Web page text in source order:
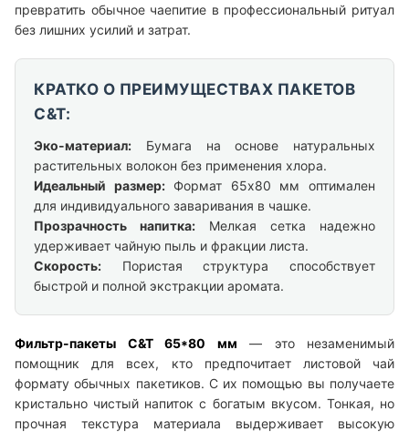
превратить обычное чаепитие в профессиональный ритуал
без лишних усилий и затрат.
КРАТКО О ПРЕИМУЩЕСТВАХ ПАКЕТОВ
C&T:
Эко-материал: Бумага на основе натуральных
растительных волокон без применения хлора.
Идеальный размер:Формат 65х80 мм оптимален
для индивидуального заваривания в чашке.
Прозрачность напитка: Мелкая сетка надежно
удерживает чайную пыль и фракции листа.
Скорость: Пористая структура способствует
быстрой и полной экстракции аромата.
Фильтр-пакеты C&T 65*80 мм — это незаменимый
помощник для всех, кто предпочитает листовой чай
формату обычных пакетиков. С их помощью вы получаете
кристально чистый напиток с богатым вкусом. Тонкая, но
прочная текстура материала выдерживает высокую